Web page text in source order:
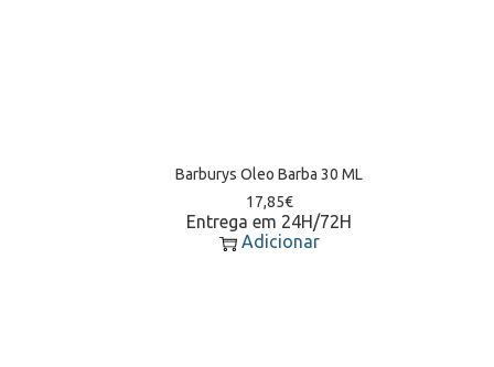
Barburys Oleo Barba 30 ML
17,85€
Entrega em 24H/72H
Adicionar